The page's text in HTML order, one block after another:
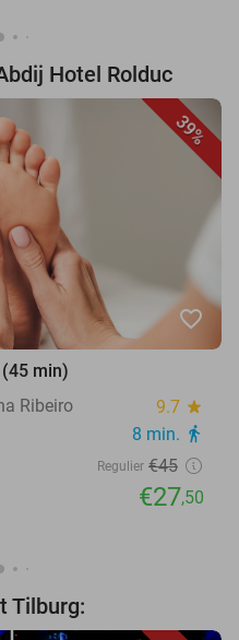
Hotel Rolduc
39%
favorite_border
min)
Ribeiro
9.7 star
8 min. directions_walk
Regulier €45
€27,50
Tilburg: